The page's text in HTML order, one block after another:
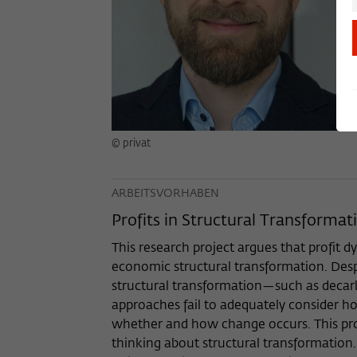
© privat
ARBEITSVORHABEN
Profits in Structural
This research project argues that profit
economic structural transformation.
structural transformation—such as
approaches fail to adequately consider
whether and how change occurs. This
thinking about structural transformation.